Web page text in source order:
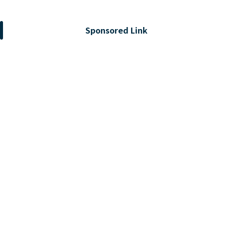
Sponsored Link